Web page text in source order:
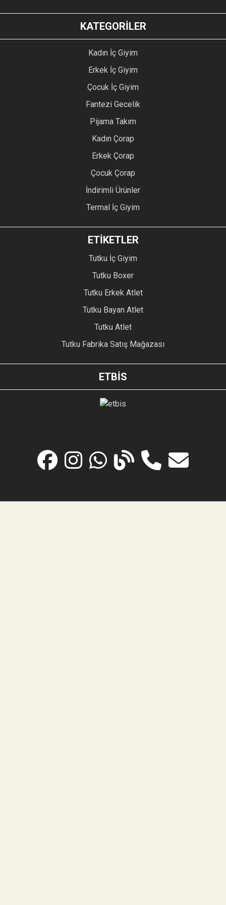
KATEGORİLER
Kadın İç Giyim
Erkek İç Giyim
Çocuk İç Giyim
Fantezi Gecelik
Pijama Takım
Kadın Çorap
Erkek Çorap
Çocuk Çorap
İndirimli Ürünler
Termal İç Giyim
ETİKETLER
Tutku İç Giyim
Tutku Boxer
Tutku Erkek Atlet
Tutku Bayan Atlet
Tutku Atlet
Tutku Fabrika Satış Mağazası
ETBİS